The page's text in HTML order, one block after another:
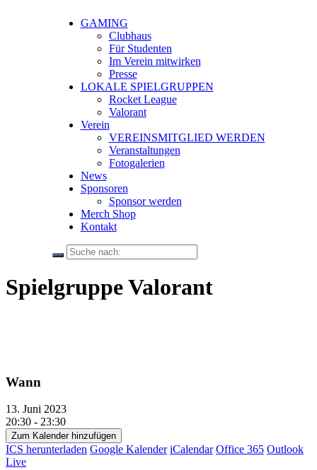
GAMING
Clubhaus
Für Studenten
Im Verein mitwirken
Presse
LOKALE SPIELGRUPPEN
Rocket League
Valorant
Verein
VEREINSMITGLIED WERDEN
Veranstaltungen
Fotogalerien
News
Sponsoren
Sponsor werden
Merch Shop
Kontakt
Spielgruppe Valorant
Wann
13. Juni 2023
20:30 - 23:30
Zum Kalender hinzufügen
ICS herunterladen Google Kalender iCalendar Office 365 Outlook
Live